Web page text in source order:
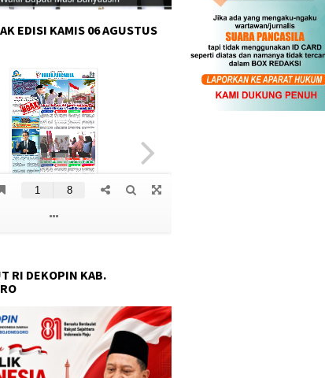
EDISI KAMIS 06 AGUSTUS
RI DEKOPIN KAB.